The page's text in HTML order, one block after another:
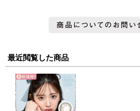
最近閲覧した商品